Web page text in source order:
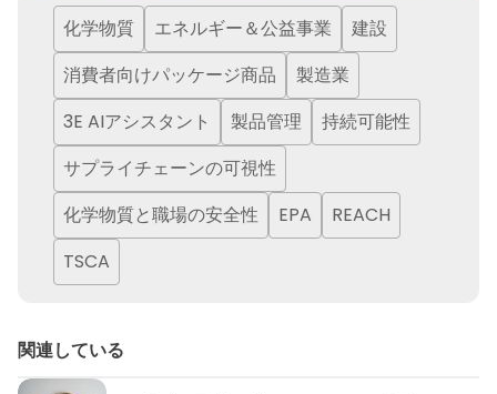
化学物質 エネルギー＆公益事業
建設
消費者向けパッケージ商品
製造業
3E AIアシスタント
製品管理
持続可能性
サプライチェーンの可視性
化学物質と職場の安全性
EPA
REACH
TSCA
関連している